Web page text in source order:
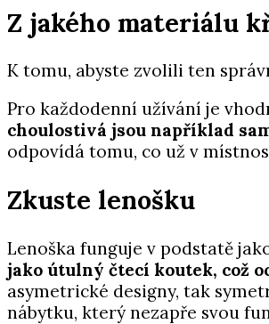
Z jakého materiálu
K tomu, abyste zvolili ten
Pro každodenní užívání je
choulostivá jsou například
odpovídá tomu, co už v
Zkuste lenošku
Lenoška funguje v podstatě
jako útulný čtecí koutek, což
asymetrické designy, tak
nábytku, který nezapře svou